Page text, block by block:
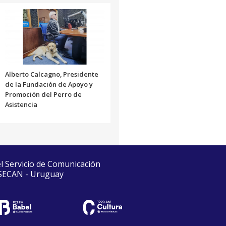
Alberto Calcagno, Presidente
de la Fundación de Apoyo y
Promoción del Perro de
Asistencia
de Comunicación
- Uruguay